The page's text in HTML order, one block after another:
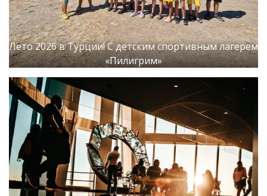
Лето 2026 в Турции! С детским спортивным лагерем
«Пилигрим»